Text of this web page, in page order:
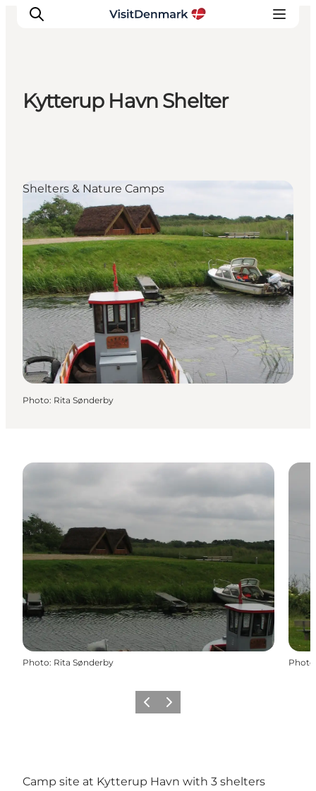
Planifiez votre voyage
Kytterup Havn Shelter
Shelters & Nature Camps
Photo: Rita Sønderby
Photo: Rita Sønderby Photo
PrécédentSuivant
Camp site at Kytterup Havn with 3 shelters